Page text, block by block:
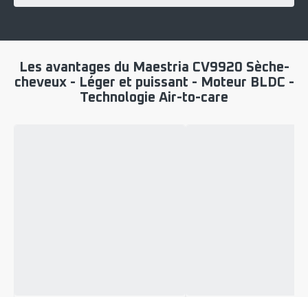
Les avantages du Maestria CV9920 Sèche-
cheveux - Léger et puissant - Moteur BLDC -
Technologie Air-to-care